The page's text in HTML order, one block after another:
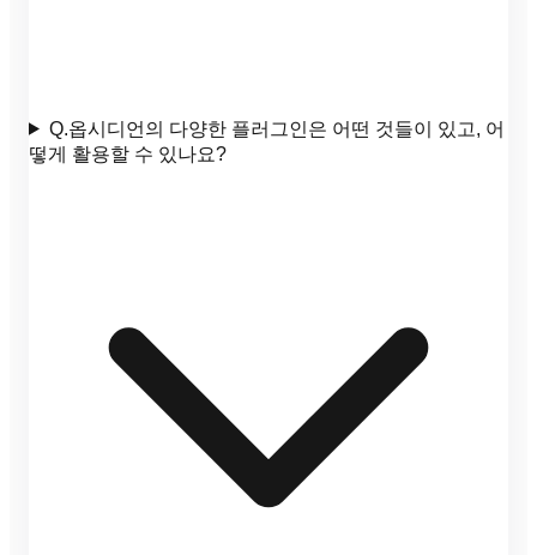
Q.옵시디언의 다양한 플러그인은 어떤 것들이 있고, 어
떻게 활용할 수 있나요?